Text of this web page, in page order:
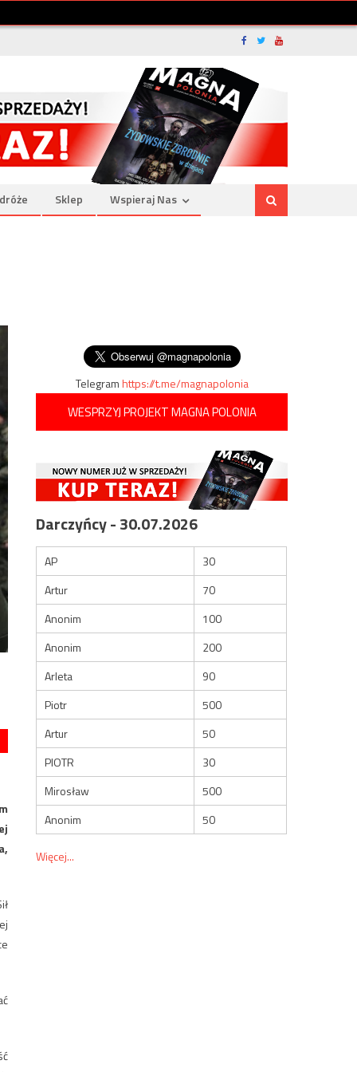
Sklep Wspieraj Nas
Telegramhttps://t.me/magnapolonia
WESPRZYJ PROJEKT MAGNA POLONIA
Darczyńcy - 30.07.2026
AP
30
Artur
70
Anonim
100
Anonim
200
Arleta
90
Piotr
500
Artur
50
PIOTR
30
Mirosław
500
Anonim
50
Więcej...